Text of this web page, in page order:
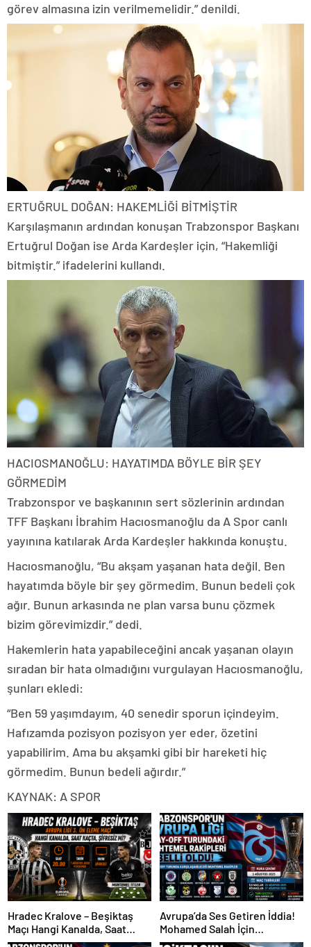
görev almasına izin verilmemelidir.” denildi.
ERTUĞRUL DOĞAN: HAKEMLİĞİ BİTMİŞTİR
Karşılaşmanın ardından konuşan Trabzonspor Başkanı
Ertuğrul Doğan ise Arda Kardeşler için, “Hakemliği
bitmiştir.” ifadelerini kullandı.
HACIOSMANOĞLU: HAYATIMDA BÖYLE BİR ŞEY
GÖRMEDİM
Trabzonspor ve başkanının sert sözlerinin ardından
TFF Başkanı İbrahim Hacıosmanoğlu da A Spor canlı
yayınına katılarak Arda Kardeşler hakkında konuştu.
Hacıosmanoğlu, “Bu akşam yaşanan hata değil. Ben
hayatımda böyle bir şey görmedim. Bunun bedeli çok
ağır. Bunun arkasında ne plan varsa bunu çözmek
bizim görevimizdir.” dedi.
Hakemlerin hata yapabileceğini ancak yaşanan olayın
sıradan bir hata olmadığını vurgulayan Hacıosmanoğlu,
şunları ekledi:
“Ben 59 yaşımdayım, 40 senedir sporun içindeyim.
Hafızamda pozisyon pozisyon yer eder, özetini
yapabilirim. Ama bu akşamki gibi bir hareketi hiç
görmedim. Bunun bedeli ağırdır.”
KAYNAK: A SPOR
Hradec Kralove – Beşiktaş
Maçı Hangi Kanalda, Saat
Kaçta, Şifresiz Mi?
Avrupa’da Ses Getiren İddia!
Mohamed Salah İçin
Trabzonspor Sürprizi